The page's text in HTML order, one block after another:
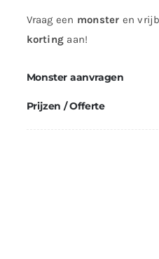
Vraag een monster en
korting aan!
Monster aanvragen
Prijzen / Offerte